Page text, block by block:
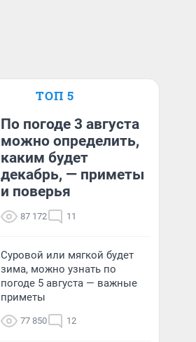
ТОП 5
По погоде 3 августа
можно определить,
каким будет
декабрь, — приметы
и поверья
87 172 11
Суровой или мягкой будет
зима, можно узнать по
погоде 5 августа — важные
приметы
77 850 12